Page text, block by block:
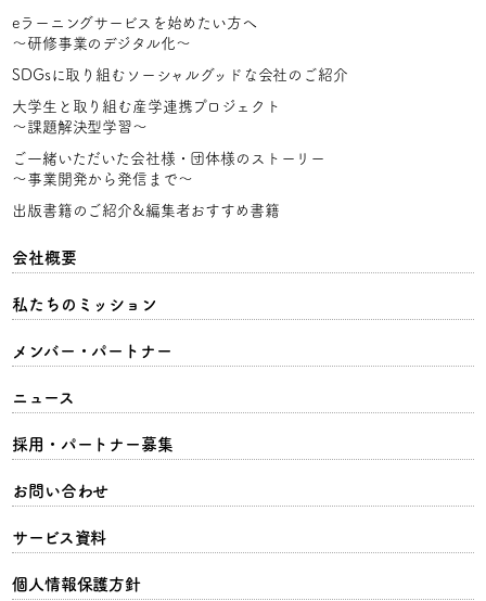
eラーニングサービスを始めたい方へ
〜研修事業のデジタル化〜
SDGsに取り組むソーシャルグッドな会社のご紹介
大学生と取り組む産学連携プロジェクト
〜課題解決型学習〜
ご一緒いただいた会社様・団体様のストーリー
〜事業開発から発信まで〜
出版書籍のご紹介&編集者おすすめ書籍
会社概要
私たちのミッション
メンバー・パートナー
ニュース
採用・パートナー募集
お問い合わせ
サービス資料
個人情報保護方針